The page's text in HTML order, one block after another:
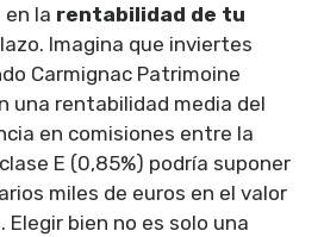
la rentabilidad de tu
Imagina que inviertes
Carmignac Patrimoine
una rentabilidad media del
en comisiones entre la
E (0,85%) podría suponer
miles de euros en el valor
bien no es solo una